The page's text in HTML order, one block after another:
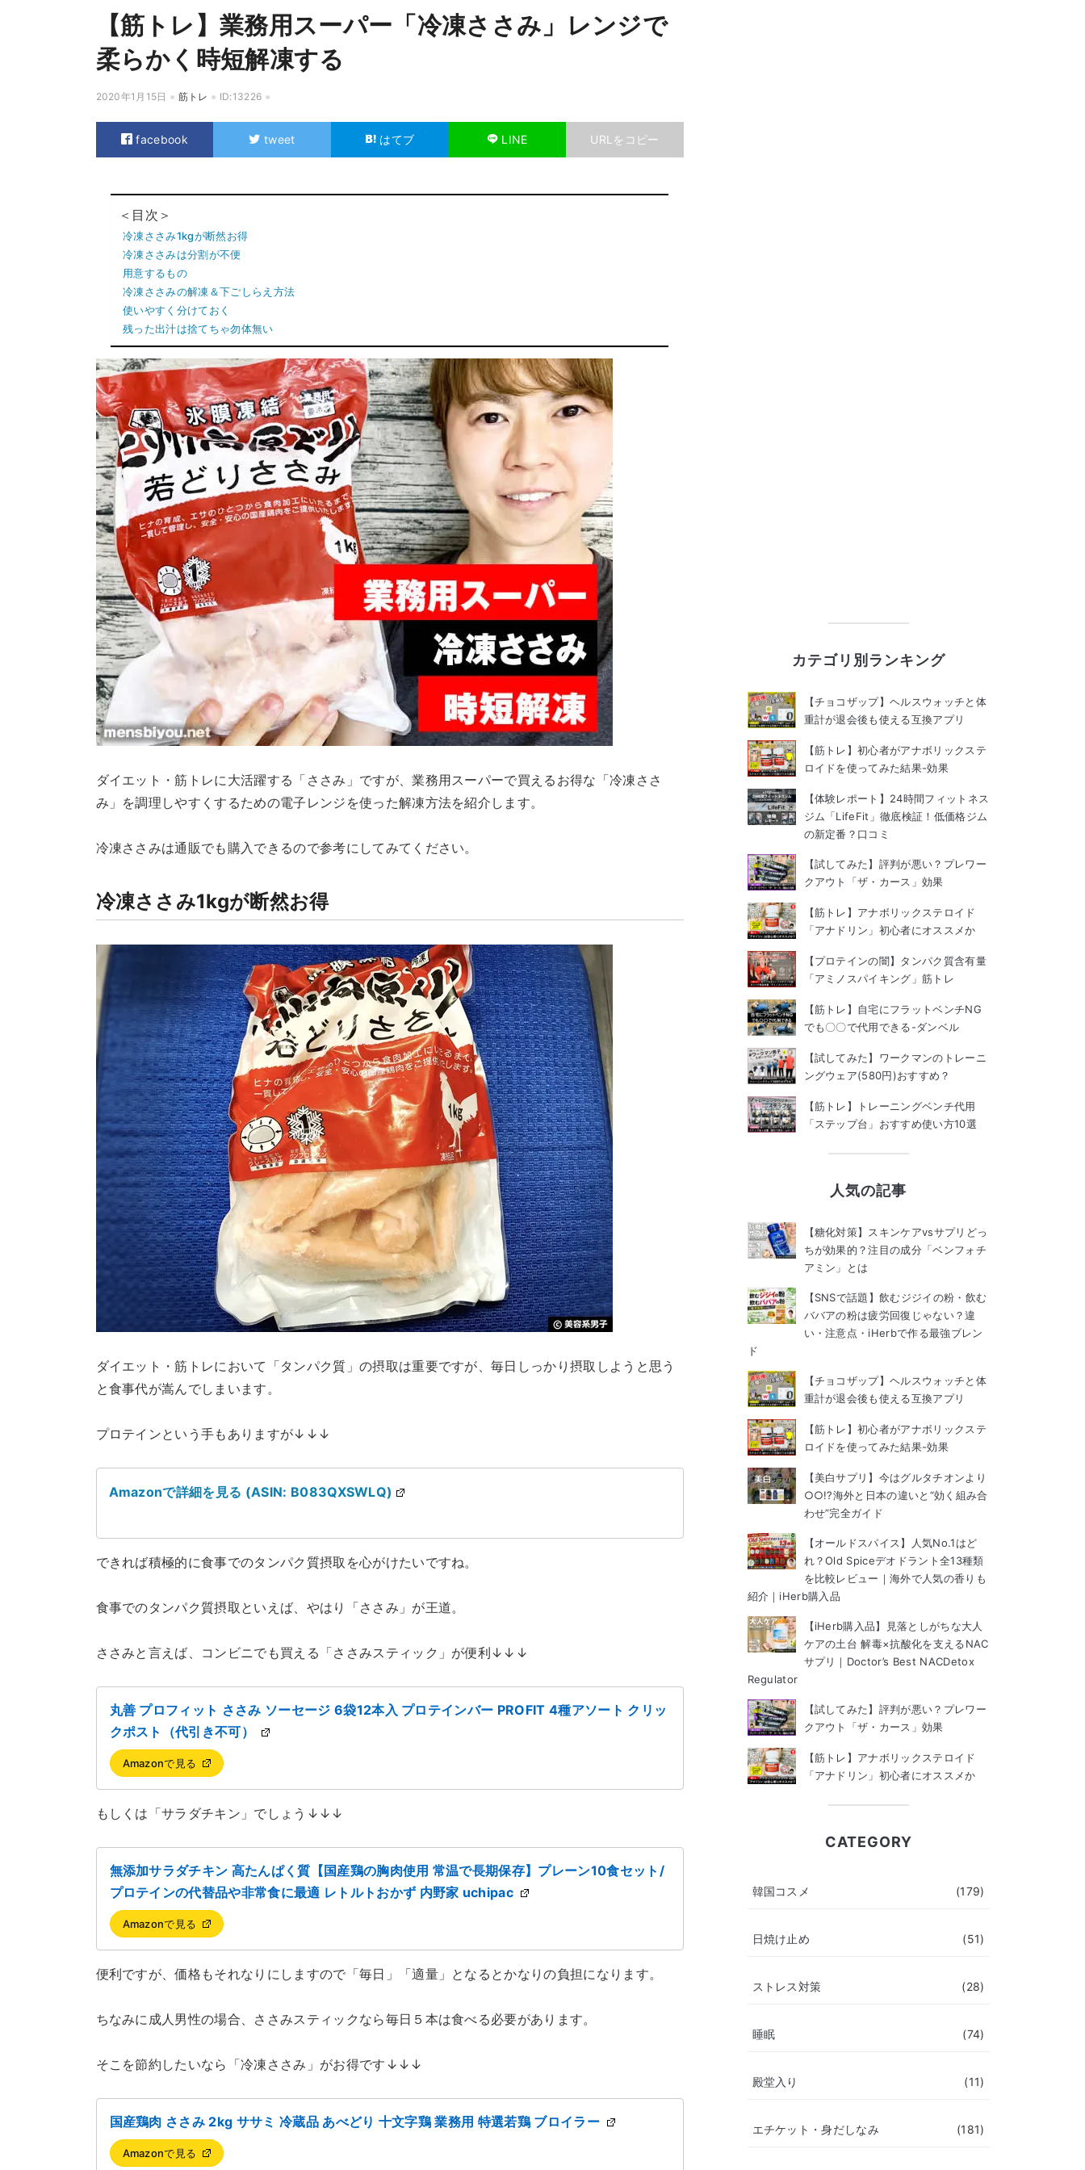
【筋トレ】業務用スーパー「冷凍ささみ」レンジで
柔らかく時短解凍する
2020年1月15日 筋トレ ID:13226
facebook tweet はてブ LINE URLをコピー
＜目次＞
冷凍ささみ1kgが断然お得
冷凍ささみは分割が不便
用意するもの
冷凍ささみの解凍＆下ごしらえ方法
使いやすく分けておく
残った出汁は捨てちゃ勿体無い
ダイエット・筋トレに大活躍する「ささみ」ですが、業務用スーパーで買えるお得な「冷凍ささ
み」を調理しやすくするための電子レンジを使った解凍方法を紹介します。
冷凍ささみは通販でも購入できるので参考にしてみてください。
冷凍ささみ1kgが断然お得
ダイエット・筋トレにおいて「タンパク質」の摂取は重要ですが、毎日しっかり摂取しようと思う
と食事代が嵩んでしまいます。
プロテインという手もありますが↓↓↓
Amazonで詳細を見る (ASIN: B083QXSWLQ)
できれば積極的に食事でのタンパク質摂取を心がけたいですね。
食事でのタンパク質摂取といえば、やはり「ささみ」が王道。
ささみと言えば、コンビニでも買える「ささみスティック」が便利↓↓↓
丸善 プロフィット ささみ ソーセージ 6袋12本入 プロテインバー PROFIT 4種アソート クリッ
クポスト（代引き不可）
Amazonで見る
もしくは「サラダチキン」でしょう↓↓↓
無添加サラダチキン 高たんぱく質【国産鶏の胸肉使用 常温で長期保存】プレーン10食セット/
プロテインの代替品や非常食に最適 レトルトおかず 内野家 uchipac
Amazonで見る
便利ですが、価格もそれなりにしますので「毎日」「適量」となるとかなりの負担になります。
ちなみに成人男性の場合、ささみスティックなら毎日５本は食べる必要があります。
そこを節約したいなら「冷凍ささみ」がお得です↓↓↓
国産鶏肉 ささみ 2kg ササミ 冷蔵品 あべどり 十文字鶏 業務用 特選若鶏 ブロイラー
Amazonで見る
カテゴリ別ランキング
【チョコザップ】ヘルスウォッチと体
重計が退会後も使える互換アプリ
【筋トレ】初心者がアナボリックステ
ロイドを使ってみた結果-効果
【体験レポート】24時間フィットネス
ジム「LifeFit」徹底検証！低価格ジム
の新定番？口コミ
【試してみた】評判が悪い？プレワー
クアウト「ザ・カース」効果
【筋トレ】アナボリックステロイド
「アナドリン」初心者にオススメか
【プロテインの闇】タンパク質含有量
「アミノスパイキング」筋トレ
【筋トレ】自宅にフラットベンチNG
でも〇〇で代用できる-ダンベル
【試してみた】ワークマンのトレーニ
ングウェア(580円)おすすめ？
【筋トレ】トレーニングベンチ代用
「ステップ台」おすすめ使い方10選
人気の記事
【糖化対策】スキンケアvsサプリどっ
ちが効果的？注目の成分「ベンフォチ
アミン」とは
【SNSで話題】飲むジジイの粉・飲む
ババアの粉は疲労回復じゃない？違
い・注意点・iHerbで作る最強ブレン
ド
【チョコザップ】ヘルスウォッチと体
重計が退会後も使える互換アプリ
【筋トレ】初心者がアナボリックステ
ロイドを使ってみた結果-効果
【美白サプリ】今はグルタチオンより
○○!?海外と日本の違いと“効く組み合
わせ”完全ガイド
【オールドスパイス】人気No.1はど
れ？Old Spiceデオドラント全13種類
を比較レビュー｜海外で人気の香りも
紹介｜iHerb購入品
【iHerb購入品】見落としがちな大人
ケアの土台 解毒×抗酸化を支えるNAC
サプリ｜Doctor’s Best NACDetox
Regulator
【試してみた】評判が悪い？プレワー
クアウト「ザ・カース」効果
【筋トレ】アナボリックステロイド
「アナドリン」初心者にオススメか
CATEGORY
韓国コスメ (179)
日焼け止め (51)
ストレス対策 (28)
睡眠 (74)
殿堂入り (11)
エチケット・身だしなみ (181)